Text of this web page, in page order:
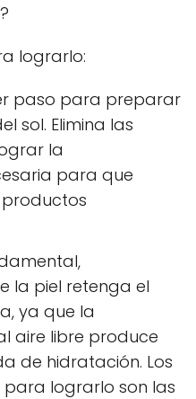
?
lograrlo:
paso para preparar
sol. Elimina las
la
para que
la piel retenga el
ya que la
aire libre produce
de hidratación. Los
lograrlo son las